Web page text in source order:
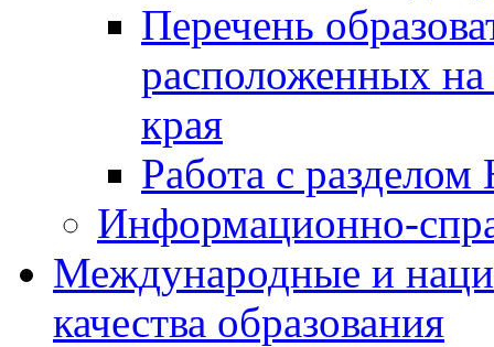
Перечень
расположенных на
края
Работа с
Информационно-
Международные и
качества образования